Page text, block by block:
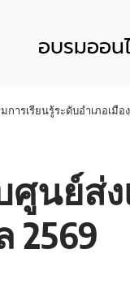
อบรมออน
รเรียนรู้ระดับอำเภอเมือ
นย์ส่ง
2569